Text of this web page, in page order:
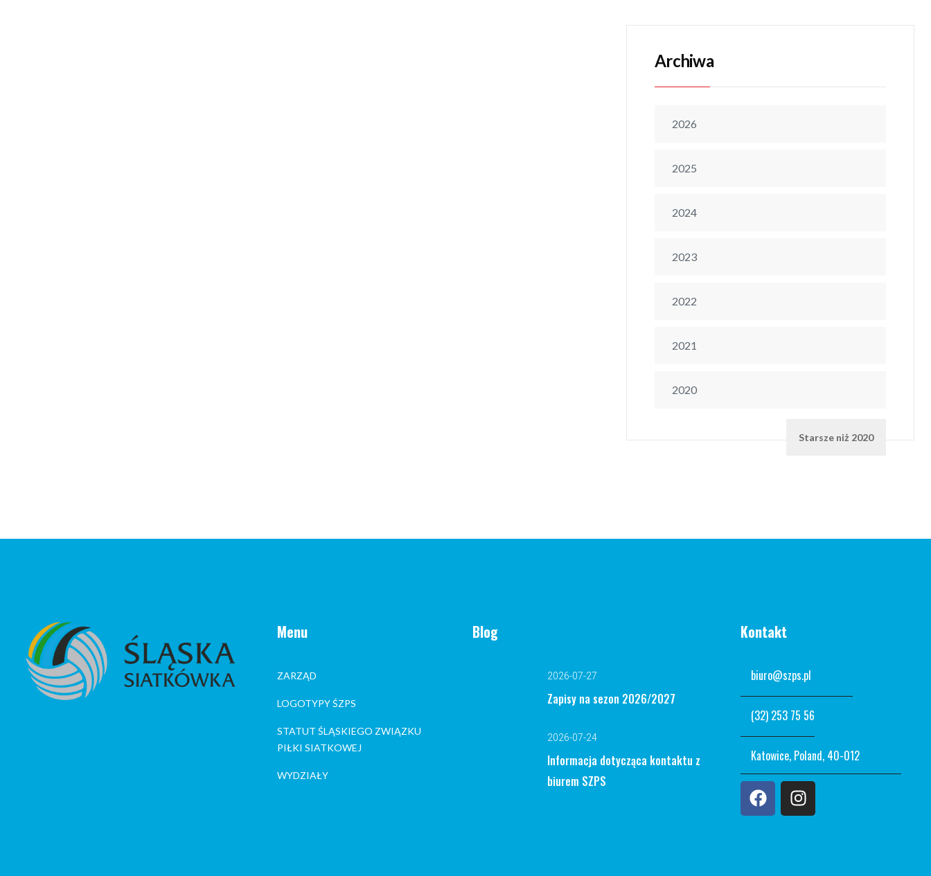
Archiwa
2026
2025
2024
2023
2022
2021
2020
Starsze niż 2020
Menu
ZARZĄD
LOGOTYPY ŚZPS
STATUT ŚLĄSKIEGO ZWIĄZKU
PIŁKI SIATKOWEJ
WYDZIAŁY
Blog
2026-07-27
Zapisy na sezon 2026/2027
2026-07-24
Informacja dotycząca kontaktu z
biurem SZPS
Kontakt
biuro@szps.pl
(32) 253 75 56
Katowice, Poland, 40-012